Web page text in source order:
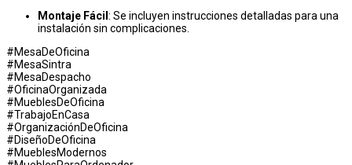
Montaje Fácil : Se incluyen instrucciones detalladas para una
instalación sin complicaciones.
#MesaDeOficina
#MesaSintra
#MesaDespacho
#OficinaOrganizada
#MueblesDeOficina
#TrabajoEnCasa
#OrganizaciónDeOficina
#DiseñoDeOficina
#MueblesModernos